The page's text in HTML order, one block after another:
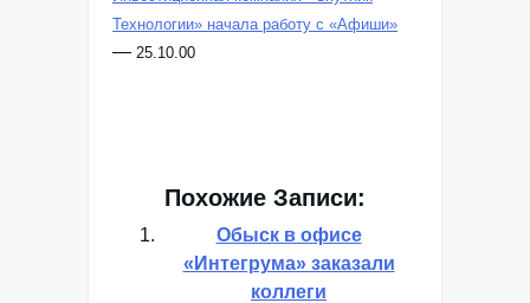
Технологии» начала работу с «Афиши»
— 25.10.00
Похожие Записи:
Обыск в офисе
«Интегрума» заказали
коллеги